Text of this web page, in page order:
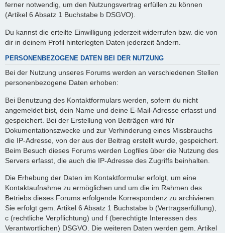
ferner notwendig, um den Nutzungsvertrag erfüllen zu können
(Artikel 6 Absatz 1 Buchstabe b DSGVO).
Du kannst die erteilte Einwilligung jederzeit widerrufen bzw. die von
dir in deinem Profil hinterlegten Daten jederzeit ändern.
PERSONENBEZOGENE DATEN BEI DER NUTZUNG
Bei der Nutzung unseres Forums werden an verschiedenen Stellen
personenbezogene Daten erhoben:
Bei Benutzung des Kontaktformulars werden, sofern du nicht
angemeldet bist, dein Name und deine E-Mail-Adresse erfasst und
gespeichert. Bei der Erstellung von Beiträgen wird für
Dokumentationszwecke und zur Verhinderung eines Missbrauchs
die IP-Adresse, von der aus der Beitrag erstellt wurde, gespeichert.
Beim Besuch dieses Forums werden Logfiles über die Nutzung des
Servers erfasst, die auch die IP-Adresse des Zugriffs beinhalten.
Die Erhebung der Daten im Kontaktformular erfolgt, um eine
Kontaktaufnahme zu ermöglichen und um die im Rahmen des
Betriebs dieses Forums erfolgende Korrespondenz zu archivieren.
Sie erfolgt gem. Artikel 6 Absatz 1 Buchstabe b (Vertragserfüllung),
c (rechtliche Verpflichtung) und f (berechtigte Interessen des
Verantwortlichen) DSGVO. Die weiteren Daten werden gem. Artikel